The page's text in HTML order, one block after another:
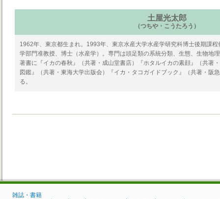
土屋光太郎
（つちや・こうたろう）
1962年、東京都生まれ。1993年、東京水産大学水産学研究科博士後期課
学部門准教授、博士（水産学）。専門は頭足類の系統分類、生態、生物地
著書に『イカの春秋』（共著・成山堂書店）『ホタルイカの素顔』（共著
図鑑』（共著・東海大学出版会）『イカ・タコガイドブック』（共著・阪
る。
雑誌・書籍